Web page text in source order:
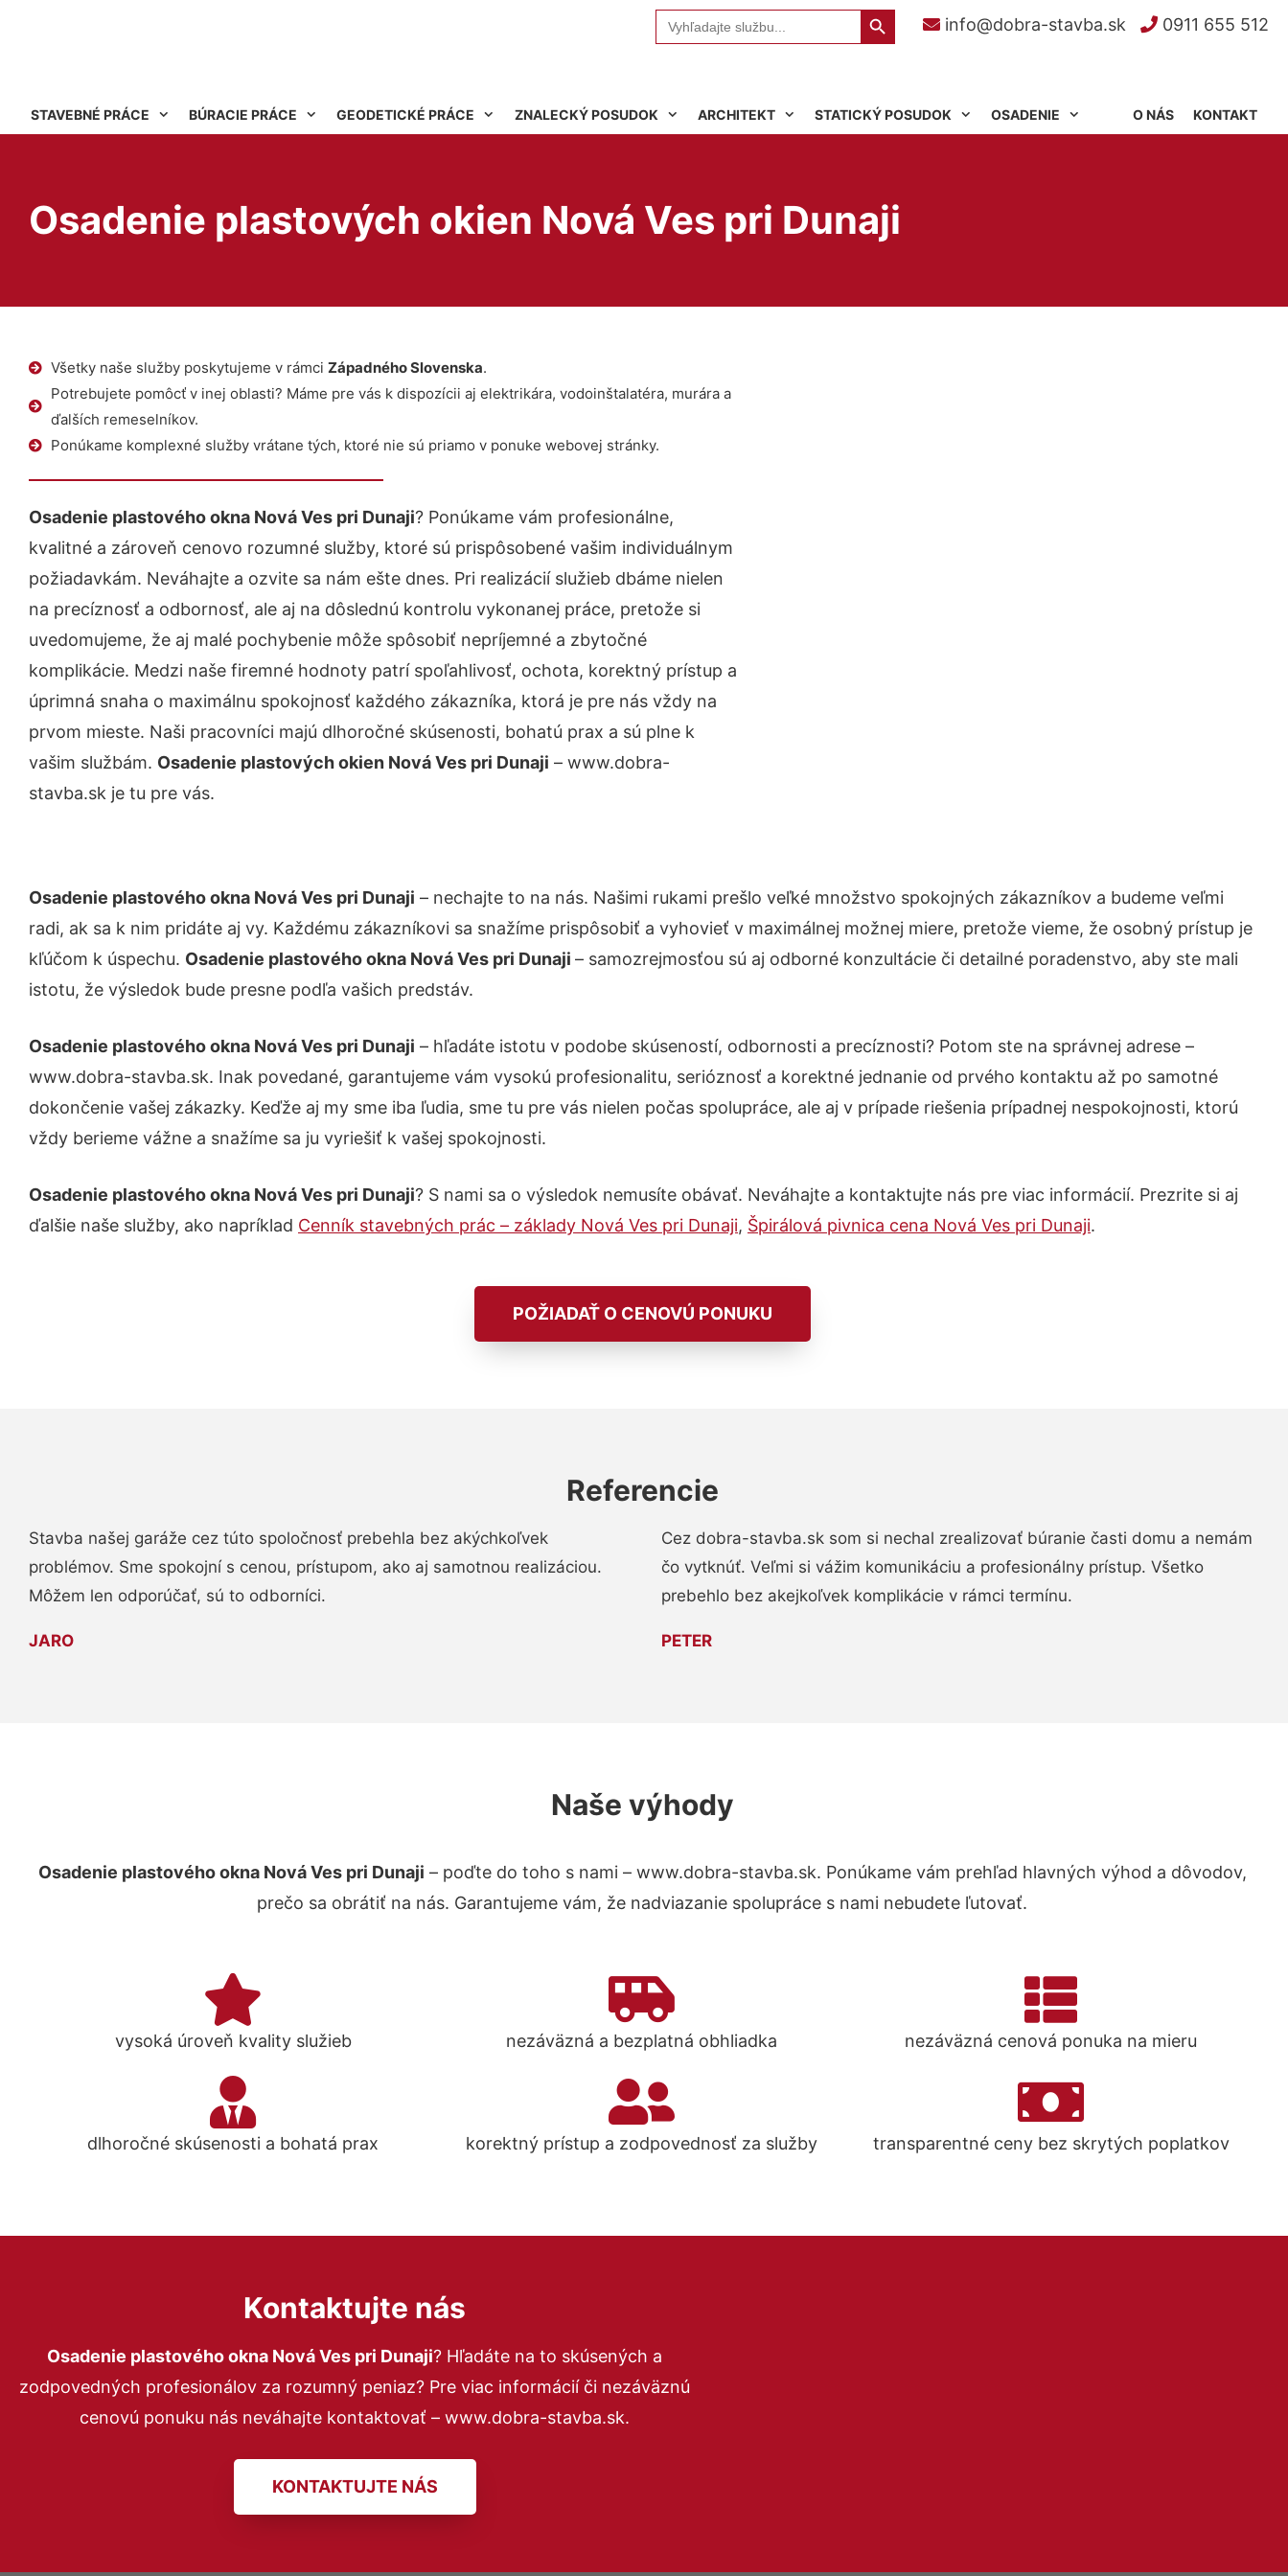
info@dobra-stavba.sk 0911 655 512
Search
for:
Search Button
STAVEBNÉ PRÁCE BÚRACIE PRÁCE GEODETICKÉ PRÁCE ZNALECKÝ POSUDOK ARCHITEKT STATICKÝ POSUDOK OSADENIE KONTAKT
O NÁS
Osadenie plastových okien Nová Ves pri Dunaji
Všetky naše služby poskytujeme v rámci Západného Slovenska.
Potrebujete pomôcť v inej oblasti? Máme pre vás k dispozícii aj elektrikára, vodoinštalatéra, murára a
ďalších remeselníkov.
Ponúkame komplexné služby vrátane tých, ktoré nie sú priamo v ponuke webovej stránky.
Osadenie plastového okna Nová Ves pri Dunaji? Ponúkame vám profesionálne,
kvalitné a zároveň cenovo rozumné služby, ktoré sú prispôsobené vašim individuálnym
požiadavkám. Neváhajte a ozvite sa nám ešte dnes. Pri realizácií služieb dbáme nielen
na precíznosť a odbornosť, ale aj na dôslednú kontrolu vykonanej práce, pretože si
uvedomujeme, že aj malé pochybenie môže spôsobiť nepríjemné a zbytočné
komplikácie. Medzi naše firemné hodnoty patrí spoľahlivosť, ochota, korektný prístup a
úprimná snaha o maximálnu spokojnosť každého zákazníka, ktorá je pre nás vždy na
prvom mieste. Naši pracovníci majú dlhoročné skúsenosti, bohatú prax a sú plne k
vašim službám. Osadenie plastových okien Nová Ves pri Dunaji – www.dobra-
stavba.sk je tu pre vás.
Osadenie plastového okna Nová Ves pri Dunaji – nechajte to na nás. Našimi rukami prešlo veľké množstvo spokojných zákazníkov a budeme veľmi
radi, ak sa k nim pridáte aj vy. Každému zákazníkovi sa snažíme prispôsobiť a vyhovieť v maximálnej možnej miere, pretože vieme, že osobný prístup je
kľúčom k úspechu. Osadenie plastového okna Nová Ves pri Dunaji – samozrejmosťou sú aj odborné konzultácie či detailné poradenstvo, aby ste mali
istotu, že výsledok bude presne podľa vašich predstáv.
Osadenie plastového okna Nová Ves pri Dunaji – hľadáte istotu v podobe skúseností, odbornosti a precíznosti? Potom ste na správnej adrese –
www.dobra-stavba.sk. Inak povedané, garantujeme vám vysokú profesionalitu, serióznosť a korektné jednanie od prvého kontaktu až po samotné
dokončenie vašej zákazky. Keďže aj my sme iba ľudia, sme tu pre vás nielen počas spolupráce, ale aj v prípade riešenia prípadnej nespokojnosti, ktorú
vždy berieme vážne a snažíme sa ju vyriešiť k vašej spokojnosti.
Osadenie plastového okna Nová Ves pri Dunaji? S nami sa o výsledok nemusíte obávať. Neváhajte a kontaktujte nás pre viac informácií. Prezrite si aj
ďalšie naše služby, ako napríklad Cenník stavebných prác – základy Nová Ves pri Dunaji, Špirálová pivnica cena Nová Ves pri Dunaji.
POŽIADAŤ O CENOVÚ PONUKU
Referencie
Stavba našej garáže cez túto spoločnosť prebehla bez akýchkoľvek
problémov. Sme spokojní s cenou, prístupom, ako aj samotnou realizáciou.
Môžem len odporúčať, sú to odborníci.
JARO
Cez dobra-stavba.sk som si nechal zrealizovať búranie časti domu a nemám
čo vytknúť. Veľmi si vážim komunikáciu a profesionálny prístup. Všetko
prebehlo bez akejkoľvek komplikácie v rámci termínu.
PETER
Naše výhody
Osadenie plastového okna Nová Ves pri Dunaji – poďte do toho s nami – www.dobra-stavba.sk. Ponúkame vám prehľad hlavných výhod a dôvodov,
prečo sa obrátiť na nás. Garantujeme vám, že nadviazanie spolupráce s nami nebudete ľutovať.
vysoká úroveň kvality služieb nezáväzná a bezplatná obhliadka nezáväzná cenová ponuka na mieru
dlhoročné skúsenosti a bohatá prax korektný prístup a zodpovednosť za služby transparentné ceny bez skrytých poplatkov
Kontaktujte nás
Osadenie plastového okna Nová Ves pri Dunaji? Hľadáte na to skúsených a
zodpovedných profesionálov za rozumný peniaz? Pre viac informácií či nezáväznú
cenovú ponuku nás neváhajte kontaktovať – www.dobra-stavba.sk.
KONTAKTUJTE NÁS